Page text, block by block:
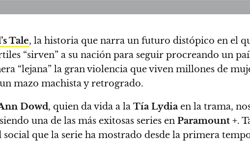
Tale, la historia que narra un futuro distópico en el
“sirven” a su nación para seguir procreando un
“lejana” la gran violencia que viven millones de
mazo machista y retrogrado.
Dowd, quien da vida a la Tía Lydia en la trama,
una de las más exitosas series en Paramount +.
que la serie ha mostrado desde la primera